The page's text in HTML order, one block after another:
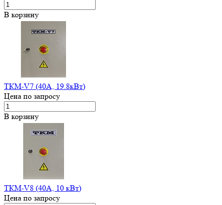
В корзину
ТКМ-V7 (40А, 19.8кВт)
Цена по запросу
В корзину
ТКМ-V8 (40А, 10 кВт)
Цена по запросу